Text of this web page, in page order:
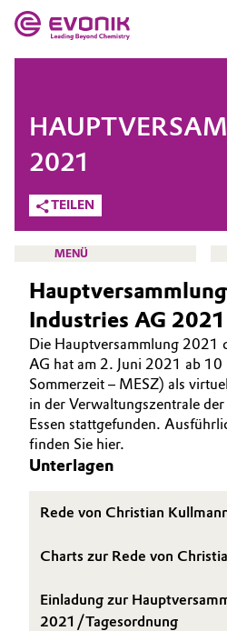
Market
Additive Manufacturing
Adhesives & Sealants
Aerospace
Agriculture
Animal Nutrition & Health
Automotive &
Battery
Chemical Industry
Evonik - Leading
Chemistry
Was uns antreibt
We go beyond
Innovation
Purpose
BVB Partnerschaft
Geschichte
Struktur
UNTERNEHMEN
TEILEN
2021
MENÜ
INVESTOREN
WARUM IN EVONIK
AKTIE
REPORTING
VERÖFFENTLICHUNGEN
KONTAKT & SERVICE
Industries AG 2021
Die Hauptversammlung 2021
AG hat am 2. Juni 2021 ab
Sommerzeit – MESZ) als
in der Verwaltungszentrale
Essen stattgefunden.
finden Sie hier.
Unterlagen
Rede von Christian
Charts zur Rede von
Einladung zur
2021/Tagesordnung